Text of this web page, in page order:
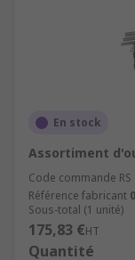
En stock
Assortiment
Code commande RS
Référence fabricant
Sous-total (1 unité)
175,83 €HT
Quantité